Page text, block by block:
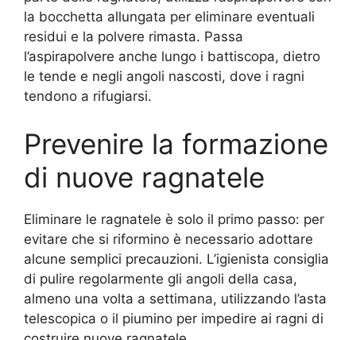
la bocchetta allungata per eliminare eventuali
residui e la polvere rimasta. Passa
l’aspirapolvere anche lungo i battiscopa, dietro
le tende e negli angoli nascosti, dove i ragni
tendono a rifugiarsi.
Prevenire la formazione
di nuove ragnatele
Eliminare le ragnatele è solo il primo passo: per
evitare che si riformino è necessario adottare
alcune semplici precauzioni. L’igienista consiglia
di pulire regolarmente gli angoli della casa,
almeno una volta a settimana, utilizzando l’asta
telescopica o il piumino per impedire ai ragni di